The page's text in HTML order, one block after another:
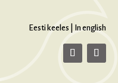
Eesti keeles In english